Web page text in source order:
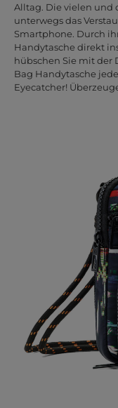
Alltag. Die vielen und
unterwegs das
Smartphone. Durch
Handytasche direkt
hübschen Sie mit der
Bag Handytasche
Eyecatcher!